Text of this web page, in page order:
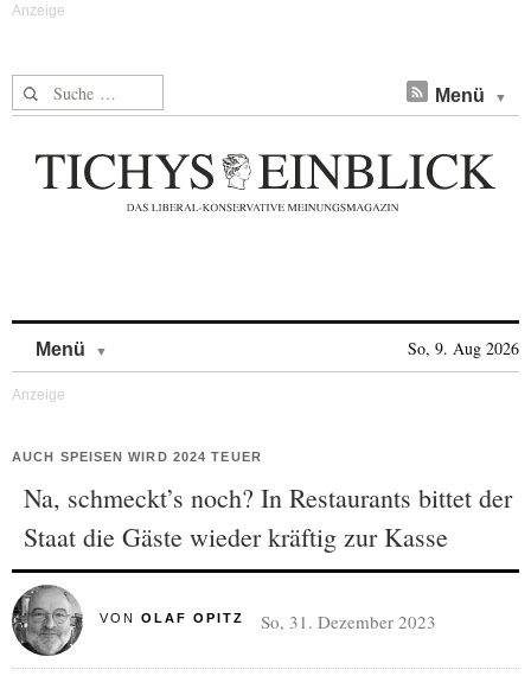
Suche nach: Menü
Menü So, 9. Aug 2026
AUCH SPEISEN WIRD 2024 TEUER
Na, schmeckt’s noch? In Restaurants bittet der
Staat die Gäste wieder kräftig zur Kasse
VON OLAF OPITZ So, 31. Dezember 2023